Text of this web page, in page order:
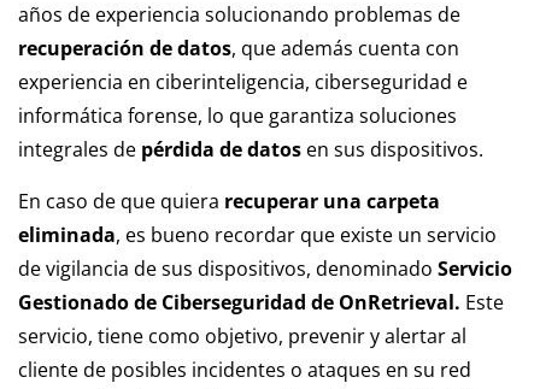
años de experiencia solucionando problemas de
recuperación de datos, que además cuenta con
experiencia en ciberinteligencia, ciberseguridad e
informática forense, lo que garantiza soluciones
integrales de pérdida de datos en sus dispositivos.
En caso de que quiera recuperar una carpeta
eliminada, es bueno recordar que existe un servicio
de vigilancia de sus dispositivos, denominado Servicio
Gestionado de Ciberseguridad de OnRetrieval. Este
servicio, tiene como objetivo, prevenir y alertar al
cliente de posibles incidentes o ataques en su red